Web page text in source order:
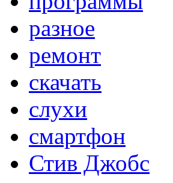
разное
ремонт
скачать
слухи
смартфон
Стив Джобс